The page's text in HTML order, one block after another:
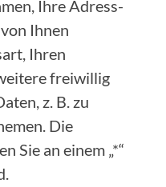
Ihre Adress-
Ihnen
Ihren
freiwillig
z. B. zu
Die
Sie an einem „*“